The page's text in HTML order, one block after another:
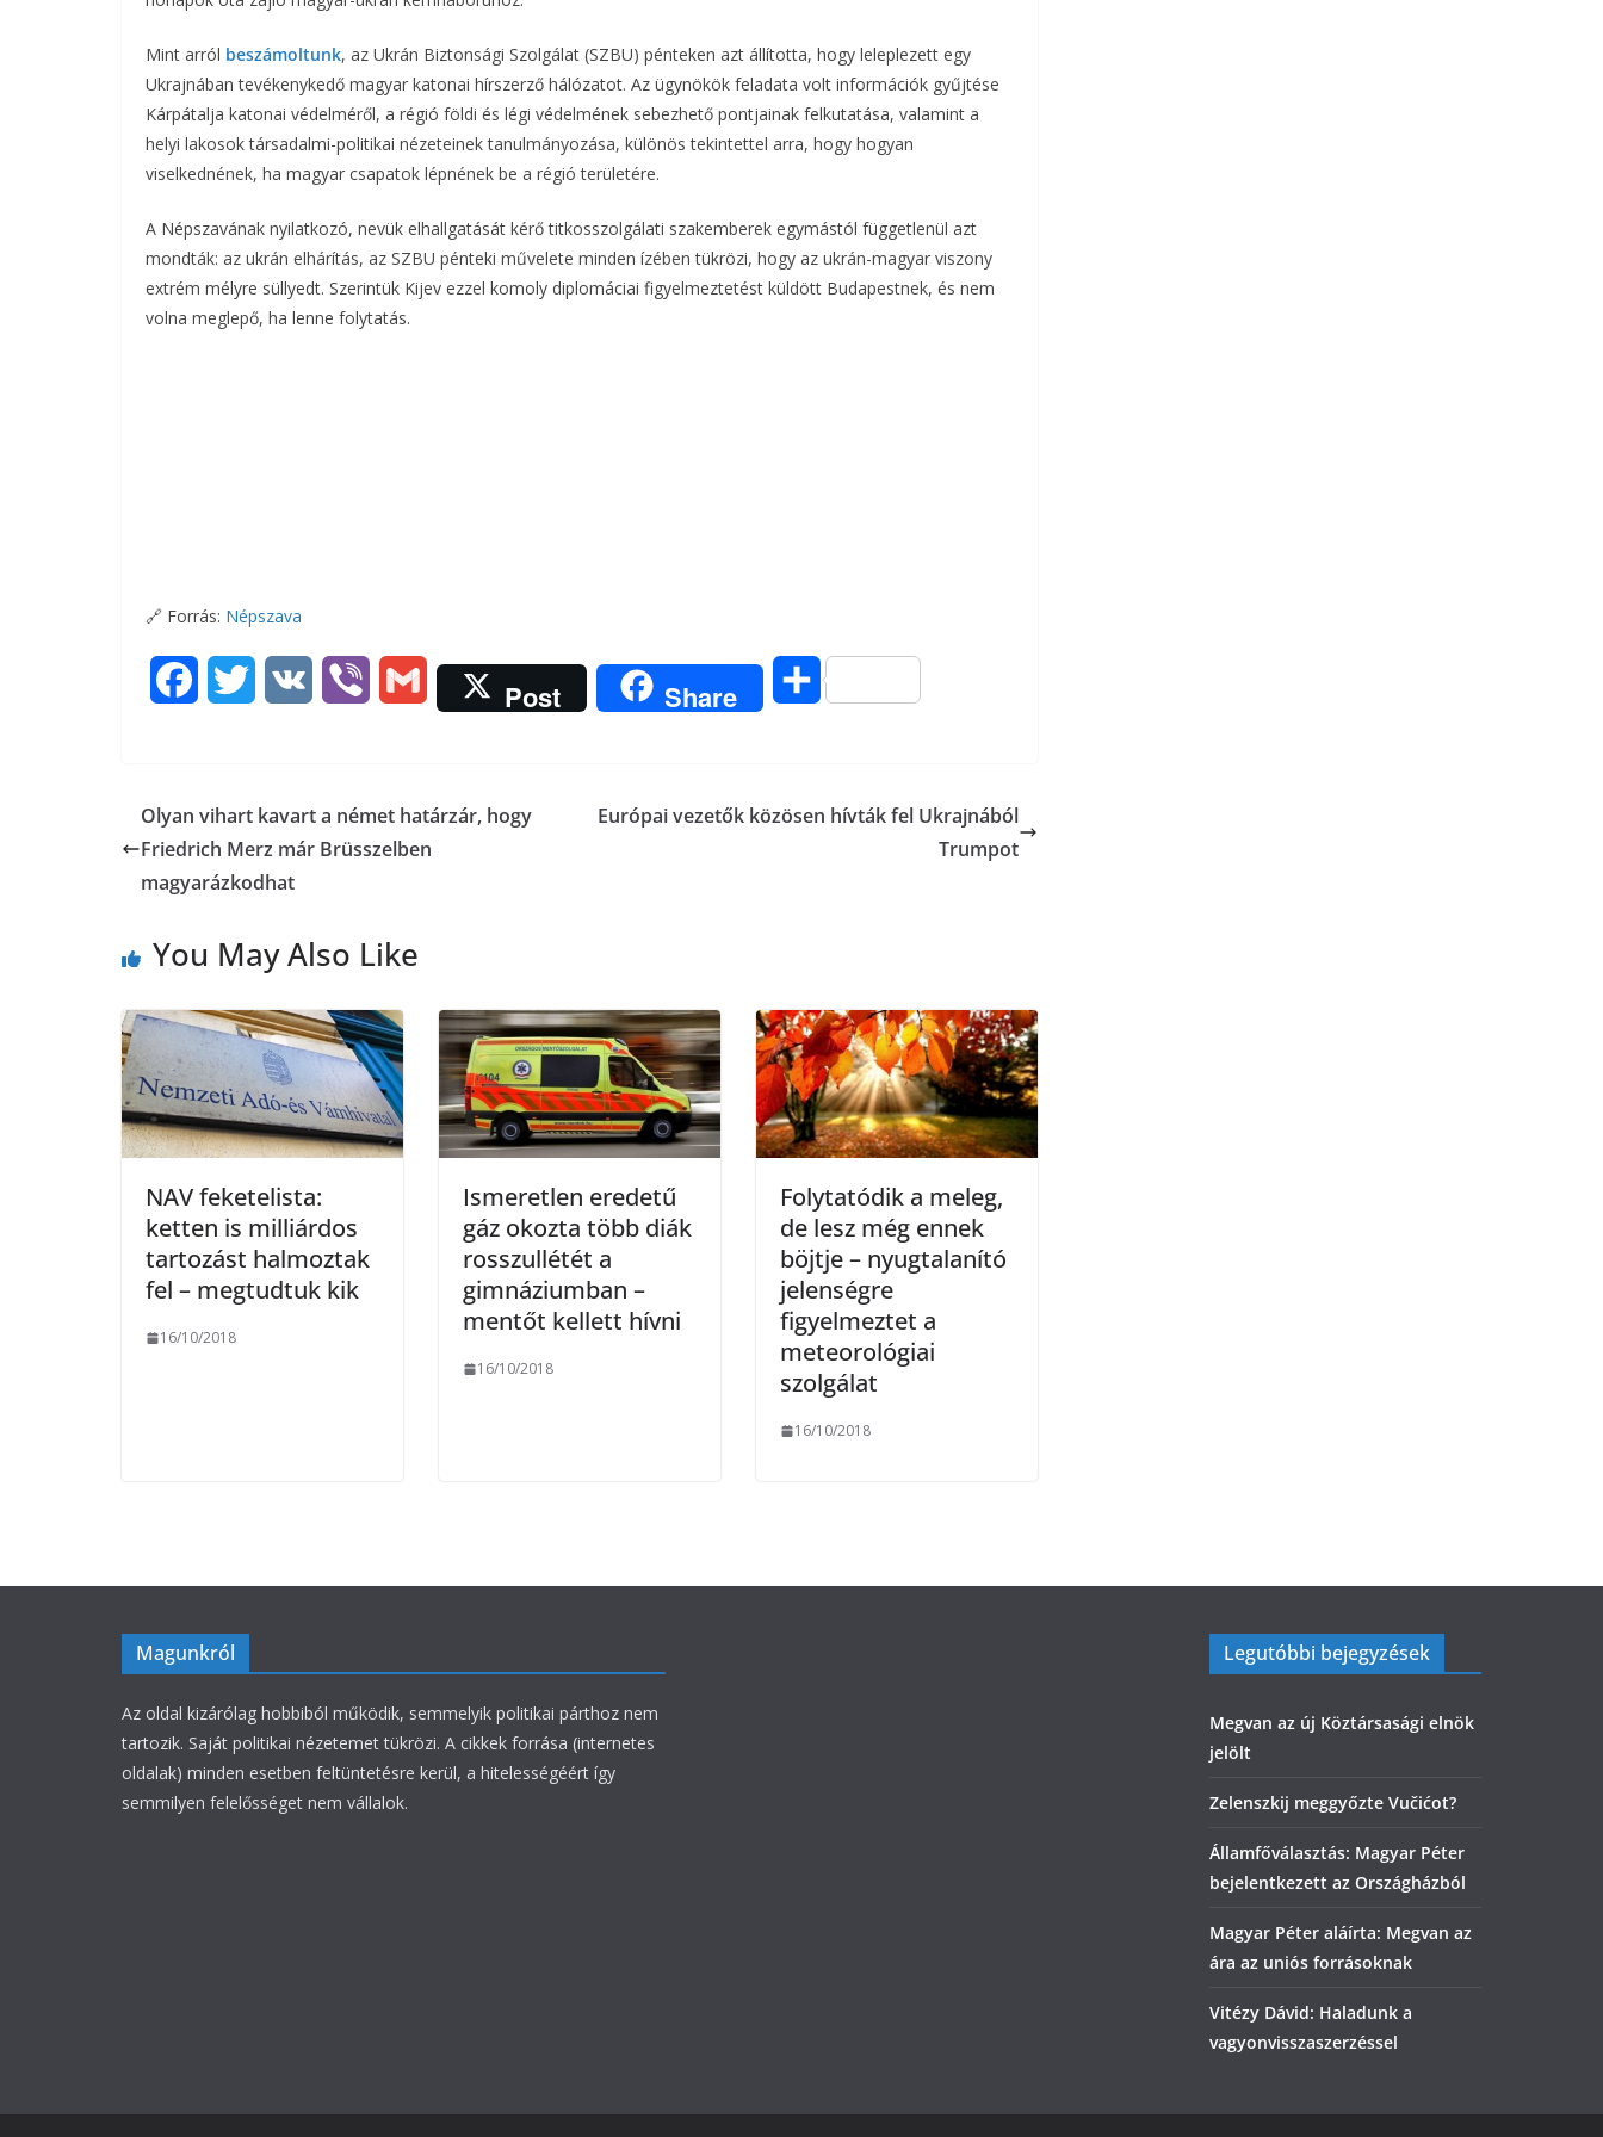
Mint arról beszámoltunk, az Ukrán Biztonsági Szolgálat (SZBU) pénteken azt állította, hogy leleplezett egy
Ukrajnában tevékenykedő magyar katonai hírszerző hálózatot. Az ügynökök feladata volt információk gyűjtése
Kárpátalja katonai védelméről, a régió földi és légi védelmének sebezhető pontjainak felkutatása, valamint a
helyi lakosok társadalmi-politikai nézeteinek tanulmányozása, különös tekintettel arra, hogy hogyan
viselkednének, ha magyar csapatok lépnének be a régió területére.
A Népszavának nyilatkozó, nevük elhallgatását kérő titkosszolgálati szakemberek egymástól függetlenül azt
mondták: az ukrán elhárítás, az SZBU pénteki művelete minden ízében tükrözi, hogy az ukrán-magyar viszony
extrém mélyre süllyedt. Szerintük Kijev ezzel komoly diplomáciai figyelmeztetést küldött Budapestnek, és nem
volna meglepő, ha lenne folytatás.
🔗 Forrás: Népszava
e
o
k
t
t
r
e
i
Post Share
O
z
g
Olyan vihart kavart a német határzár, hogy
Friedrich Merz már Brüsszelben
magyarázkodhat
Európai vezetők közösen hívták fel Ukrajnából
Trumpot
You May Also Like
NAV feketelista:
ketten is milliárdos
tartozást halmoztak
fel – megtudtuk kik
16/10/2018
Ismeretlen eredetű
gáz okozta több diák
rosszullétét a
gimnáziumban –
mentőt kellett hívni
16/10/2018
Folytatódik a meleg,
de lesz még ennek
böjtje – nyugtalanító
jelenségre
figyelmeztet a
meteorológiai
szolgálat
16/10/2018
Magunkról
Az oldal kizárólag hobbiból működik, semmelyik politikai párthoz nem
tartozik. Saját politikai nézetemet tükrözi. A cikkek forrása (internetes
oldalak) minden esetben feltüntetésre kerül, a hitelességéért így
semmilyen felelősséget nem vállalok.
Legutóbbi bejegyzések
Megvan az új Köztársasági elnök
jelölt
Zelenszkij meggyőzte Vučićot?
Államfőválasztás: Magyar Péter
bejelentkezett az Országházból
Magyar Péter aláírta: Megvan az
ára az uniós forrásoknak
Vitézy Dávid: Haladunk a
vagyonvisszaszerzéssel